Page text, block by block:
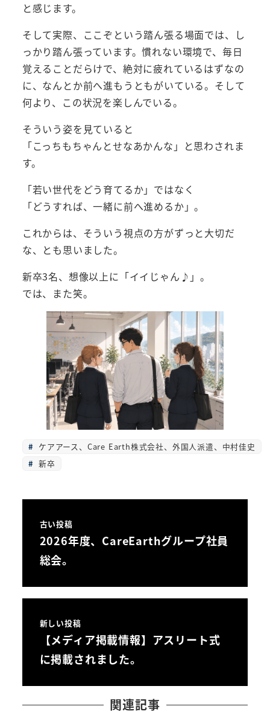
と感じます。
そして実際、ここぞという踏ん張る場面では、し
っかり踏ん張っています。慣れない環境で、毎日
覚えることだらけで、絶対に疲れているはずなの
に、なんとか前へ進もうともがいている。そして
何より、この状況を楽しんでいる。
そういう姿を見ていると
「こっちもちゃんとせなあかんな」と思わされま
す。
「若い世代をどう育てるか」ではなく
「どうすれば、一緒に前へ進めるか」。
これからは、そういう視点の方がずっと大切だ
な、とも思いました。
新卒3名、想像以上に「イイじゃん♪」。
では、また笑。
ケアアース、Care Earth株式会社、外国人派遣、中村佳史
新卒
古い投稿
2026年度、CareEarthグループ社員
総会。
新しい投稿
【メディア掲載情報】アスリート式
に掲載されました。
関連記事